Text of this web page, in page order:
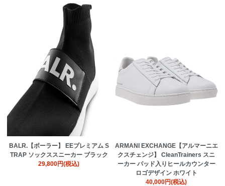
BALR.【ボーラー】 EEプレミアム S
TRAP ソックススニーカー ブラック
29,800円(税込)
ARMANI EXCHANGE【アルマーニエ
クスチェンジ】 CleanTrainers スニ
ーカー パッド入りヒールカウンター
ロゴデザイン ホワイト
40,000円(税込)